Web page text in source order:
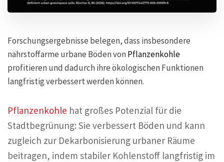
Forschungsergebnisse belegen, dass insbesondere
nährstoffarme urbane Böden vonPflanzenkohle
profitieren und dadurch ihre ökologischen Funktionen
langfristig verbessert werden können.
Pflanzenkohle hat großes Potenzial für die
Stadtbegrünung: Sie verbessert Böden und kann
zugleich zur Dekarbonisierung urbaner Räume
beitragen, indem stabiler Kohlenstoff langfristig im